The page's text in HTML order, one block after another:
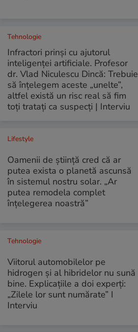
Tehnologie
Infractori prinși cu ajutorul
inteligenței artificiale. Profesor
dr. Vlad Niculescu Dincă: Trebuie
să înțelegem aceste „unelte”,
altfel există un risc real să fim
toți tratați ca suspecți | Interviu
Lifestyle
Oamenii de știință cred că ar
putea exista o planetă ascunsă
în sistemul nostru solar. „Ar
putea remodela complet
înțelegerea noastră”
Tehnologie
Viitorul automobilelor pe
hidrogen și al hibridelor nu sună
bine. Explicațiile a doi experți:
„Zilele lor sunt numărate” I
Interviu